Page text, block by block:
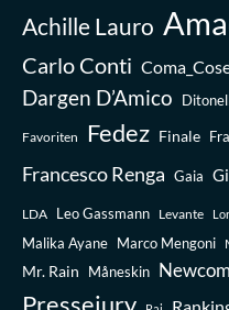
Achille Lauro
Carlo Conti
Dargen D’Amico
Favoriten Fedez Finale
Francesco Renga Gaia
LDA Leo Gassmann Levante
Malika Ayane Marco Mengoni
Mr. Rain Måneskin
Pressejury